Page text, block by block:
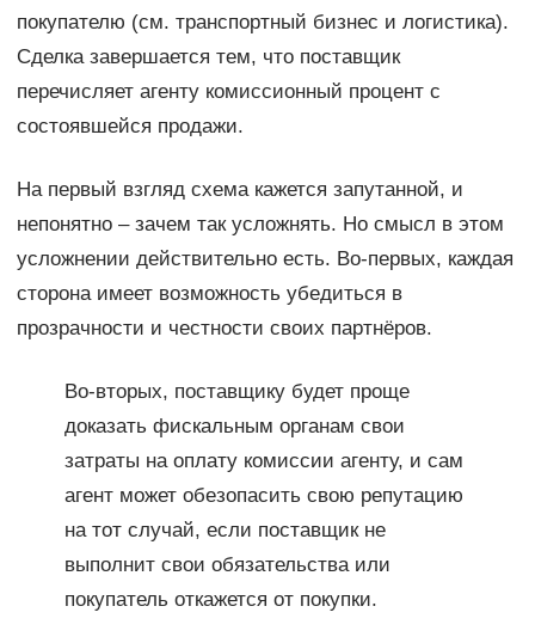
покупателю (см. транспортный бизнес и логистика).
Сделка завершается тем, что поставщик
перечисляет агенту комиссионный процент с
состоявшейся продажи.
На первый взгляд схема кажется запутанной, и
непонятно – зачем так усложнять. Но смысл в этом
усложнении действительно есть. Во-первых, каждая
сторона имеет возможность убедиться в
прозрачности и честности своих партнёров.
Во-вторых, поставщику будет проще
доказать фискальным органам свои
затраты на оплату комиссии агенту, и сам
агент может обезопасить свою репутацию
на тот случай, если поставщик не
выполнит свои обязательства или
покупатель откажется от покупки.